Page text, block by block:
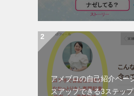
アメブロの自己紹介ペー
スアップできる3ステップ